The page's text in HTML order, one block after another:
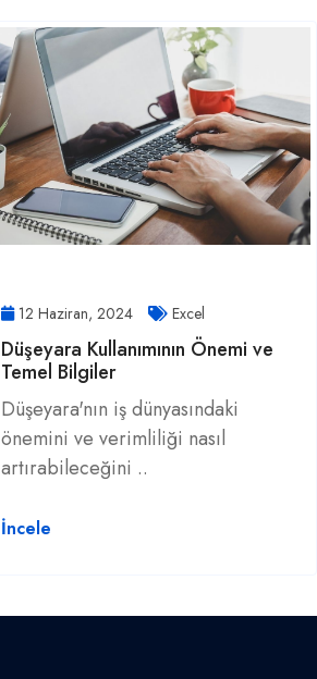
12 Haziran, 2024 Excel
Düşeyara Kullanımının Önemi ve
Temel Bilgiler
Düşeyara'nın iş dünyasındaki
önemini ve verimliliği nasıl
artırabileceğini ..
İncele